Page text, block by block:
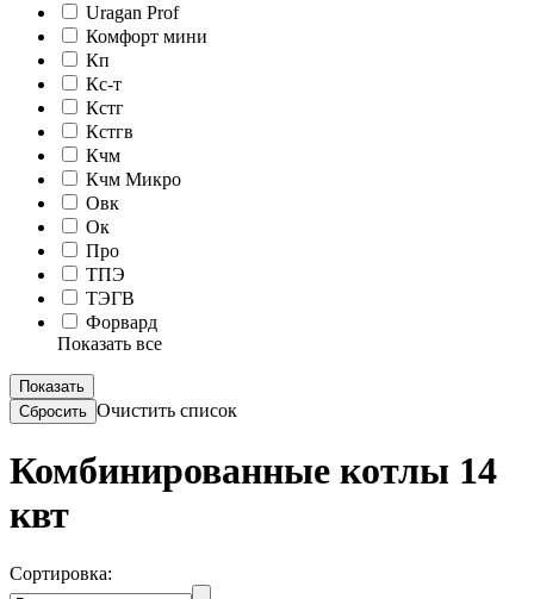
Uragan Prof
Комфорт мини
Кп
Кс-т
Кстг
Кстгв
Кчм
Кчм Микро
Овк
Ок
Про
ТПЭ
ТЭГВ
Форвард
Показать все
Очистить список
Комбинированные котлы 14
квт
Сортировка: